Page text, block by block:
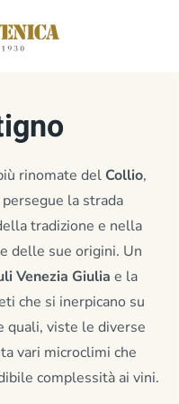
rinomate delCollio,
la strada
tradizione e nella
delle sue origini. Un
Venezia Giulia e la
che si inerpicano su
quali, viste le diverse
vari microclimi che
complessità ai vini.